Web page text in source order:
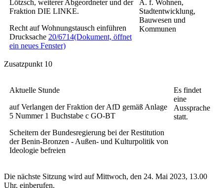
Lötzsch, weiterer Abgeordneter und der
Fraktion DIE LINKE.
Recht auf Wohnungstausch einführen
Drucksache 20/6714(Dokument, öffnet
ein neues Fenster)
A. f. Wohnen,
Stadtentwicklung,
Bauwesen und
Kommunen
Zusatzpunkt 10
Aktuelle Stunde
auf Verlangen der Fraktion der AfD gemäß Anlage
5 Nummer 1 Buchstabe c GO-BT
Scheitern der Bundesregierung bei der Restitution
der Benin-Bronzen - Außen- und Kulturpolitik von
Ideologie befreien
Es findet
eine
Aussprache
statt.
Die nächste Sitzung wird auf Mittwoch, den 24. Mai 2023, 13.00
Uhr, einberufen.